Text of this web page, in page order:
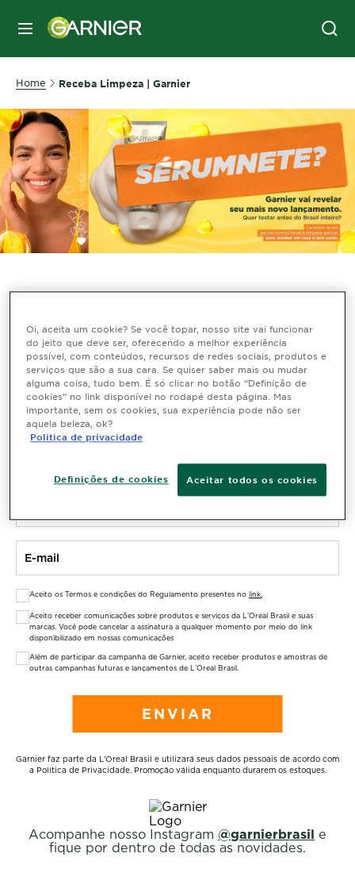
MENU
Home Receba Limpeza | Garnier
Oi, aceita um cookie? Se você topar, nosso site vai funcionar
do jeito que deve ser, oferecendo a melhor experiência
possível, com conteúdos, recursos de redes sociais, produtos e
serviços que são a sua cara. Se quiser saber mais ou mudar
alguma coisa, tudo bem. É só clicar no botão “Definição de
cookies” no link disponível no rodapé desta página. Mas
importante, sem os cookies, sua experiência pode não ser
aquela beleza, ok?
Politica de privacidade
Definições de cookies Aceitar todos os cookies